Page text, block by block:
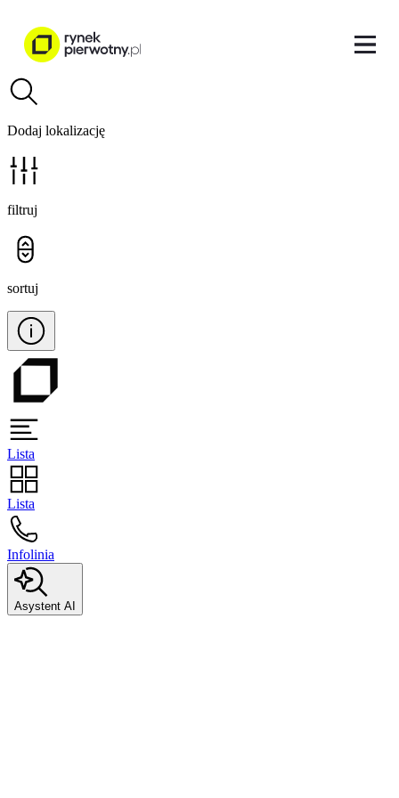
Dodaj lokalizację
filtruj
sortuj
Lista
Lista
Infolinia
Asystent AI